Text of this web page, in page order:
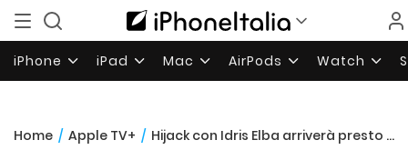
iPhone iPad Mac AirPods Watch
Home / Apple TV+ / Hijack con Idris Elba arriverà presto su Apple TV+